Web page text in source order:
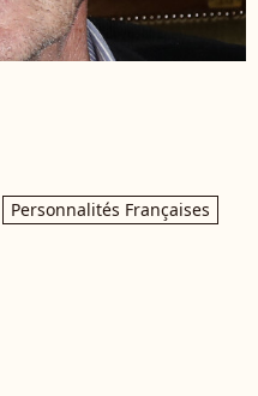
Personnalités Françaises